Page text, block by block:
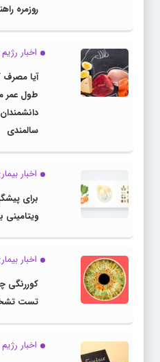
روزمره
اخبار
آیا مصرف
طول عمر
سالمندی
اخبار
برای
ویتامینی
اخبار
کوررنگی
تست
اخبار